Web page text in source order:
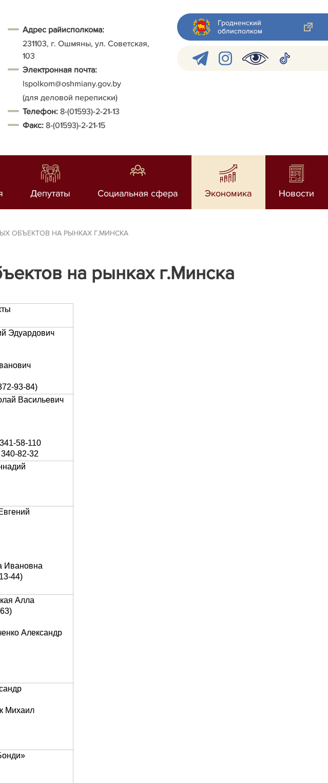
Адрес райисполкома:
231103, г. Ошмяны, ул. Советская,
103
Электронная почта:
Ispolkom@oshmiany.gov.by
(для деловой переписки)
Телефон: 8-(01593)-2-21-13
Факс: 8-(01593)-2-21-15
Гродненский
облисполком
Депутаты Социальная сфера Экономика Новости
ОБЪЕКТОВ НА РЫНКАХ Г.МИНСКА
на рынках г.Минска
Эдуардович
93-84)
Васильевич
58-110
82-32
Ивановна
44)
Алла
Александр
Михаил